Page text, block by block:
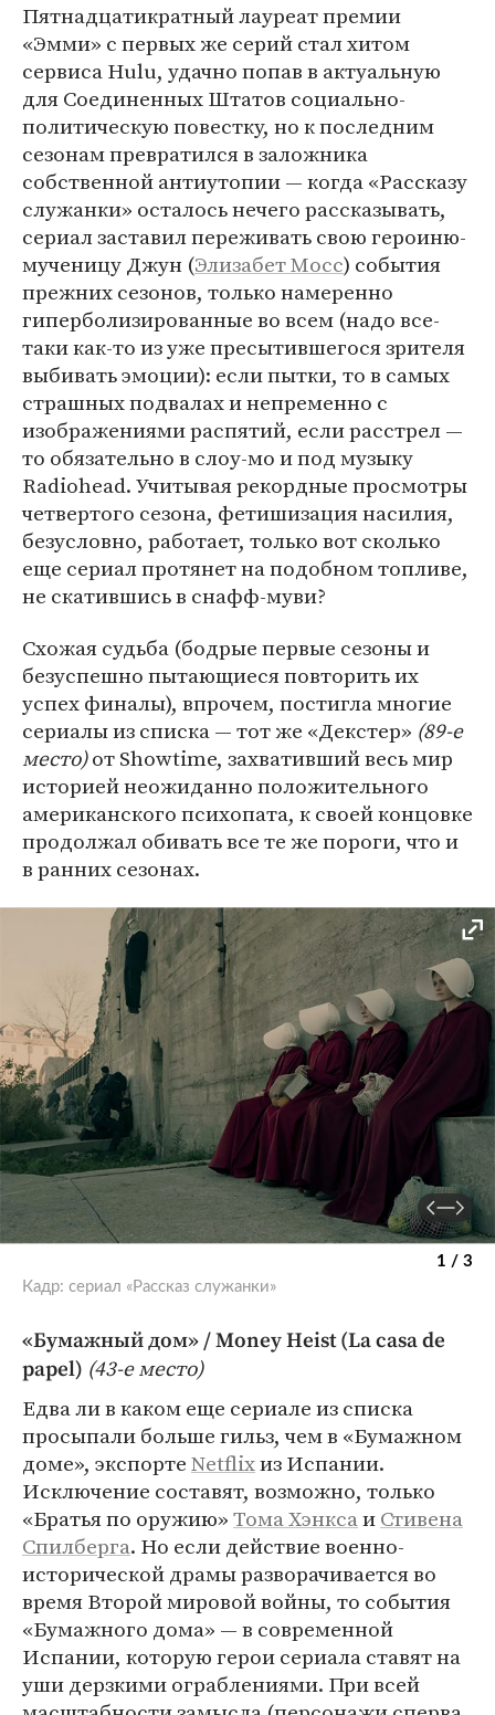
Пятнадцатикратный лауреат премии
«Эмми» с первых же серий стал хитом
сервиса Hulu, удачно попав в актуальную
для Соединенных Штатов социально-
политическую повестку, но к последним
сезонам превратился в заложника
собственной антиутопии — когда «Рассказу
служанки» осталось нечего рассказывать,
сериал заставил переживать свою героиню-
мученицу Джун (Элизабет Мосс) события
прежних сезонов, только намеренно
гиперболизированные во всем (надо все-
таки как-то из уже пресытившегося зрителя
выбивать эмоции): если пытки, то в самых
страшных подвалах и непременно с
изображениями распятий, если расстрел —
то обязательно в слоу-мо и под музыку
Radiohead. Учитывая рекордные просмотры
четвертого сезона, фетишизация насилия,
безусловно, работает, только вот сколько
еще сериал протянет на подобном топливе,
не скатившись в снафф-муви?
Схожая судьба (бодрые первые сезоны и
безуспешно пытающиеся повторить их
успех финалы), впрочем, постигла многие
сериалы из списка — тот же «Декстер» (89-е
место)от Showtime, захвативший весь мир
историей неожиданно положительного
американского психопата, к своей концовке
продолжал обивать все те же пороги, что и
в ранних сезонах.
1 / 3
Кадр: сериал «Рассказ служанки»
«Бумажный дом» / Money Heist (La casa de
papel) (43-е место)
Едва ли в каком еще сериале из списка
просыпали больше гильз, чем в «Бумажном
доме», экспортеNetflixиз Испании.
Исключение составят, возможно, только
«Братья по оружию»Тома ХэнксаиСтивена
Спилберга. Но если действие военно-
исторической драмы разворачивается во
время Второй мировой войны, то события
«Бумажного дома» — в современной
Испании, которую герои сериала ставят на
уши дерзкими ограблениями. При всей